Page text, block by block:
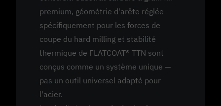
premium, géométrie d'arête réglée
spécifiquement pour les forces de
coupe du hard milling et stabilité
thermique de FLATCOAT® TTN sont
conçus comme un système unique —
pas un outil universel adapté pour
l'acier.